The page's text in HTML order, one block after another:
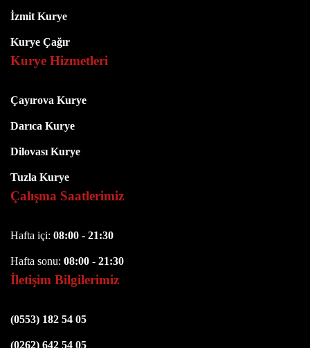
İzmit Kurye
Kurye Çağır
Kurye Hizmetleri
Çayırova Kurye
Darıca Kurye
Dilovası Kurye
Tuzla Kurye
Çalışma Saatlerimiz
Hafta içi: 08:00 - 21:30
Hafta sonu: 08:00 - 21:30
İletişim Bilgilerimiz
(0553) 182 54 05
(0262) 642 54 05